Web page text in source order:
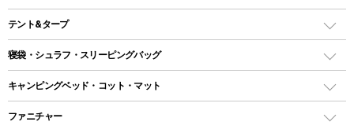
テント&タープ
テント
ツールームテント
ワンポールテント
寝袋・シュラフ・スリーピングバッグ
レクタングラー型（封筒型）シュラフ
キャンピングベッド・コット・マット
キャンピングベッド・コット
ファニチャー